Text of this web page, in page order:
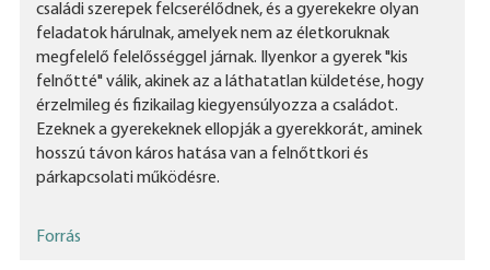
családi szerepek felcserélődnek, és a gyerekekre olyan
feladatok hárulnak, amelyek nem az életkoruknak
megfelelő felelősséggel járnak. Ilyenkor a gyerek "kis
felnőtté" válik, akinek az a láthatatlan küldetése, hogy
érzelmileg és fizikailag kiegyensúlyozza a családot.
Ezeknek a gyerekeknek ellopják a gyerekkorát, aminek
hosszú távon káros hatása van a felnőttkori és
párkapcsolati működésre.
Forrás